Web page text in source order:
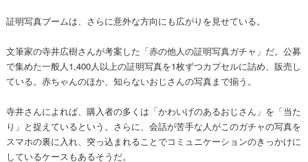
証明写真ブームは、さらに意外な方向にも広がりを見せている。
文筆家の寺井広樹さんが考案した「赤の他人の証明写真ガチャ」だ。公募
で集めた一般人1,400人以上の証明写真を1枚ずつカプセルに詰め、販売し
ている。赤ちゃんのほか、知らないおじさんの写真まで揃う。
寺井さんによれば、購入者の多くは「かわいげのあるおじさん」を「当た
り」と捉えているという。さらに、会話が苦手な人がこのガチャの写真を
スマホの裏に入れ、突っ込まれることでコミュニケーションのきっかけに
しているケースもあるそうだ。